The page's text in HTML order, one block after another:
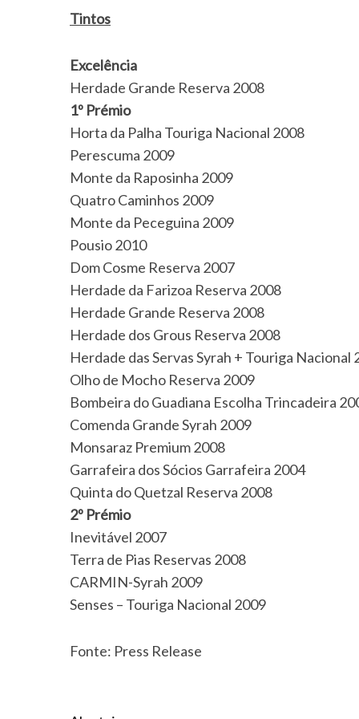
Tintos
Excelência
Herdade Grande Reserva 2008
1º Prémio
Horta da Palha Touriga Nacional 2008
Perescuma 2009
Monte da Raposinha 2009
Quatro Caminhos 2009
Monte da Peceguina 2009
Pousio 2010
Dom Cosme Reserva 2007
Herdade da Farizoa Reserva 2008
Herdade Grande Reserva 2008
Herdade dos Grous Reserva 2008
Herdade das Servas Syrah + Touriga Nacional
Olho de Mocho Reserva 2009
Bombeira do Guadiana Escolha Trincadeira
Comenda Grande Syrah 2009
Monsaraz Premium 2008
Garrafeira dos Sócios Garrafeira 2004
Quinta do Quetzal Reserva 2008
2º Prémio
Inevitável 2007
Terra de Pias Reservas 2008
CARMIN-Syrah 2009
Senses – Touriga Nacional 2009
Fonte: Press Release